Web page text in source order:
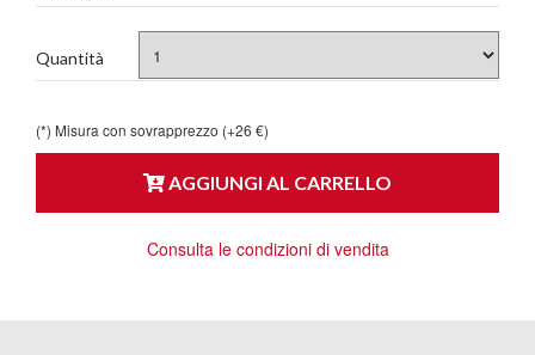
Quantità
(*) Misura con sovrapprezzo (+26 €)
AGGIUNGI AL CARRELLO
Consulta le condizioni di vendita